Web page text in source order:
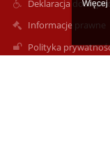
Więcej
Deklaracja
Informacje prawne
Polityka